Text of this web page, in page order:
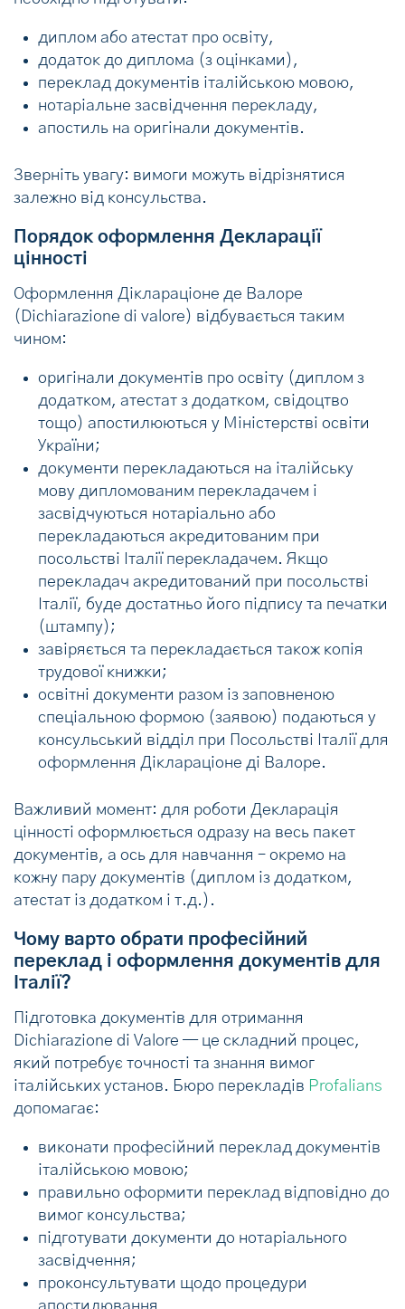
диплом або атестат про освіту,
додаток до диплома (з оцінками),
переклад документів італійською мовою,
нотаріальне засвідчення перекладу,
апостиль на оригінали документів.
Зверніть увагу: вимоги можуть відрізнятися
залежно від консульства.
Порядок оформлення Декларації
цінності
Оформлення Діклараціоне де Валоре
(Dichiarazione di valore) відбувається таким
чином:
оригінали документів про освіту (диплом з
додатком, атестат з додатком, свідоцтво
тощо) апостилюються у Міністерстві освіти
України;
документи перекладаються на італійську
мову дипломованим перекладачем і
засвідчуються нотаріально або
перекладаються акредитованим при
посольстві Італії перекладачем. Якщо
перекладач акредитований при посольстві
Італії, буде достатньо його підпису та печатки
(штампу);
завіряється та перекладається також копія
трудової книжки;
освітні документи разом із заповненою
спеціальною формою (заявою) подаються у
консульський відділ при Посольстві Італії для
оформлення Діклараціоне ді Валоре.
Важливий момент: для роботи Декларація
цінності оформлюється одразу на весь пакет
документів, а ось для навчання – окремо на
кожну пару документів (диплом із додатком,
атестат із додатком і т.д.).
Чому варто обрати професійний
переклад і оформлення документів для
Італії?
Підготовка документів для отримання
Dichiarazione di Valore — це складний процес,
який потребує точності та знання вимог
італійських установ. Бюро перекладів Profalians
допомагає:
виконати професійний переклад документів
італійською мовою;
правильно оформити переклад відповідно до
вимог консульства;
підготувати документи до нотаріального
засвідчення;
проконсультувати щодо процедури